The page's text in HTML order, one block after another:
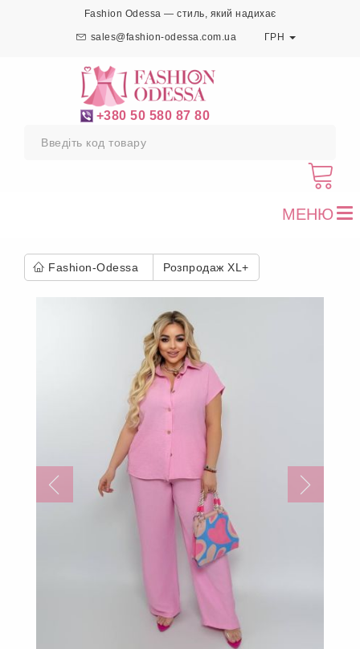
Fashion Odessa — стиль, який надихає
sales@fashion-odessa.com.ua ГРН
+380 50 580 87 80
МЕНЮ
Fashion-Odessa Розпродаж XL+